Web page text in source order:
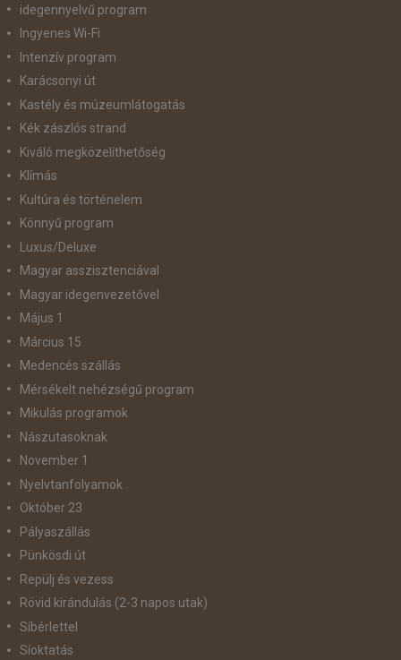
idegennyelvű program
Ingyenes Wi-Fi
Intenzív program
Karácsonyi út
Kastély és múzeumlátogatás
Kék zászlós strand
Kiváló megközelíthetőség
Klímás
Kultúra és történelem
Könnyű program
Luxus/Deluxe
Magyar asszisztenciával
Magyar idegenvezetővel
Május 1
Március 15
Medencés szállás
Mérsékelt nehézségű program
Mikulás programok
Nászutasoknak
November 1
Nyelvtanfolyamok
Október 23
Pályaszállás
Pünkösdi út
Repülj és vezess
Rövid kirándulás (2-3 napos utak)
Síbérlettel
Síoktatás